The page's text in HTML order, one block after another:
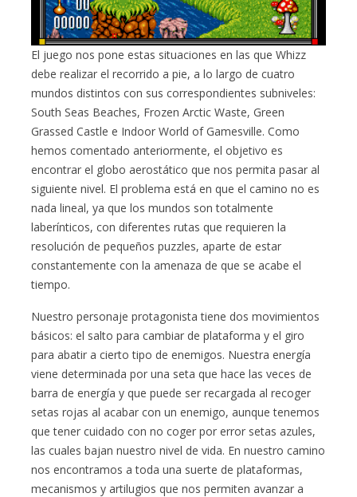
El juego nos pone estas situaciones en las que Whizz
debe realizar el recorrido a pie, a lo largo de cuatro
mundos distintos con sus correspondientes subniveles:
South Seas Beaches, Frozen Arctic Waste, Green
Grassed Castle e Indoor World of Gamesville. Como
hemos comentado anteriormente, el objetivo es
encontrar el globo aerostático que nos permita pasar al
siguiente nivel. El problema está en que el camino no es
nada lineal, ya que los mundos son totalmente
laberínticos, con diferentes rutas que requieren la
resolución de pequeños puzzles, aparte de estar
constantemente con la amenaza de que se acabe el
tiempo.
Nuestro personaje protagonista tiene dos movimientos
básicos: el salto para cambiar de plataforma y el giro
para abatir a cierto tipo de enemigos. Nuestra energía
viene determinada por una seta que hace las veces de
barra de energía y que puede ser recargada al recoger
setas rojas al acabar con un enemigo, aunque tenemos
que tener cuidado con no coger por error setas azules,
las cuales bajan nuestro nivel de vida. En nuestro camino
nos encontramos a toda una suerte de plataformas,
mecanismos y artilugios que nos permiten avanzar a